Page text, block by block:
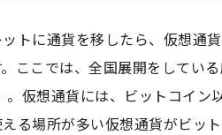
トに通貨を移したら、仮想通
ここでは、全国展開をしてい
仮想通貨には、ビットコイン
る場所が多い仮想通貨がビット